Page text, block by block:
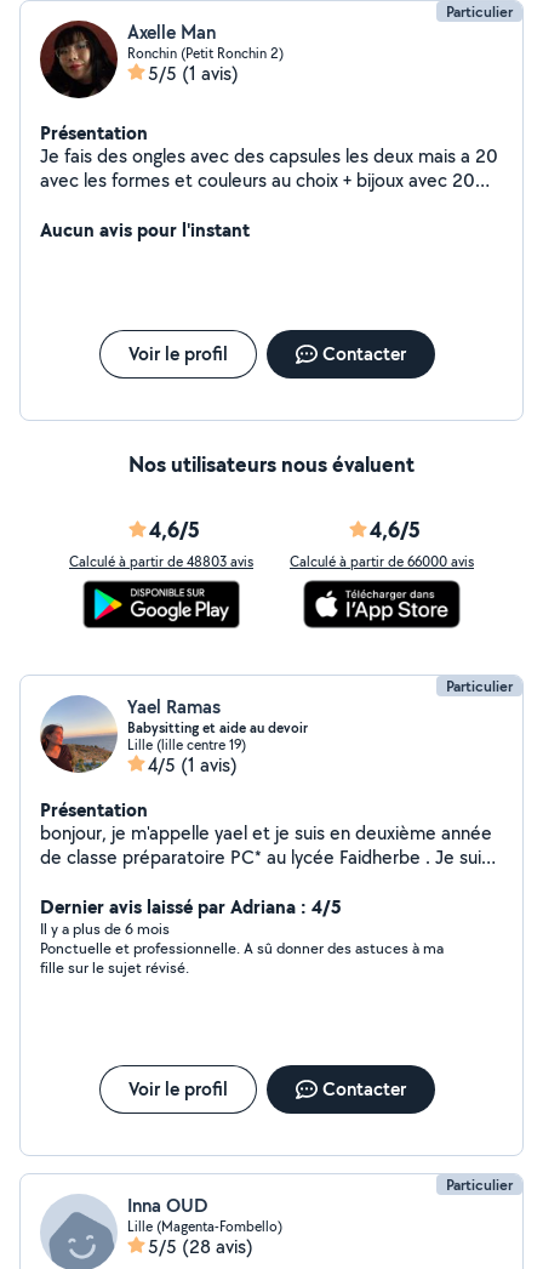
Particulier
Axelle Man
Ronchin (Petit Ronchin 2)
5/5 (1 avis)
Présentation
Je fais des ongles avec des capsules les deux mais a 20
avec les formes et couleurs au choix + bijoux avec 20
Aucun avis pour l'instant
Voir le profil Contacter
Nos utilisateurs nous évaluent
4,6/5
Calculé à partir de 48803 avis
4,6/5
Calculé à partir de 66000 avis
Particulier
Yael Ramas
Babysitting et aide au devoir
Lille (lille centre 19)
4/5 (1 avis)
Présentation
bonjour, je m'appelle yael et je suis en deuxième année
de classe préparatoire PC* au lycée Faidherbe . Je suis
pour des gardes d'enfants et des babysitting. . Je peux
aider aussi avec des cours de sciences jusqu'au niveau
prépa PC 1er année . De ce qui concerne l'anglais j'ai un
niveau B2 :) Je suis aussi très à l'aise avec les animaux
Dernier avis laissé par Adriana : 4/5
Il y a plus de 6 mois
Ponctuelle et professionnelle. A sû donner des astuces à ma
fille sur le sujet révisé.
Voir le profil Contacter
Particulier
Inna OUD
Lille (Magenta-Fombello)
5/5 (28 avis)